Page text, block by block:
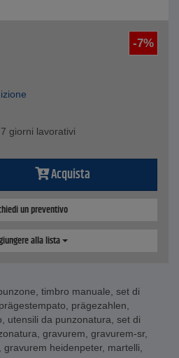
-7%
giorni lavorativi
Acquista
un preventivo
alla lista
, timbro manuale, set di
prägestempato, prägezahlen,
, utensili da punzonatura, set di
, gravurem, gravurem-sr,
, gravurem heidenpeter, martelli,